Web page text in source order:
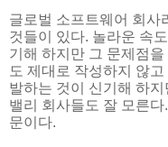
글로벌 소프트웨어 회사
것들이 있다. 놀라운 속
기해 하지만 그 문제점
도 제대로 작성하지 않
발하는 것이 신기해 하
밸리 회사들도 잘 모른
문이다.